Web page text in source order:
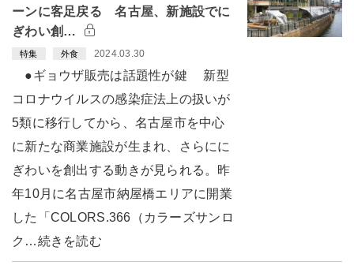
ーンに客足戻る 名古屋、新施設でに
ぎわい創…
特集 外食 2024.03.30
●ギョウザ販売は話題性が鍵 新型
コロナウイルスの感染症法上の扱いが
5類に移行してから、名古屋市を中心
に新たな商業施設が生まれ、さらにに
ぎわいを創出する動きが見られる。昨
年10月に名古屋市納屋橋エリアに開業
した「COLORS.366（カラーズサンロ
ク…続きを読む